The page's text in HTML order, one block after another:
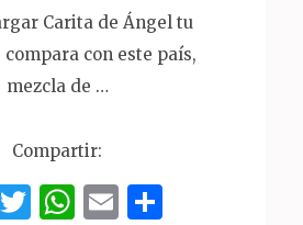
Carita de Ángel tu
compara con este país,
mezcla de …
Compartir:
Twitter
WhatsApp
Email